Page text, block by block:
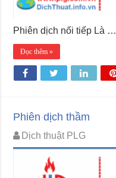
Phiên dịch nối tiếp Là …
Đọc thêm »
Phiên dịch thầm
Dịch thuật PLG